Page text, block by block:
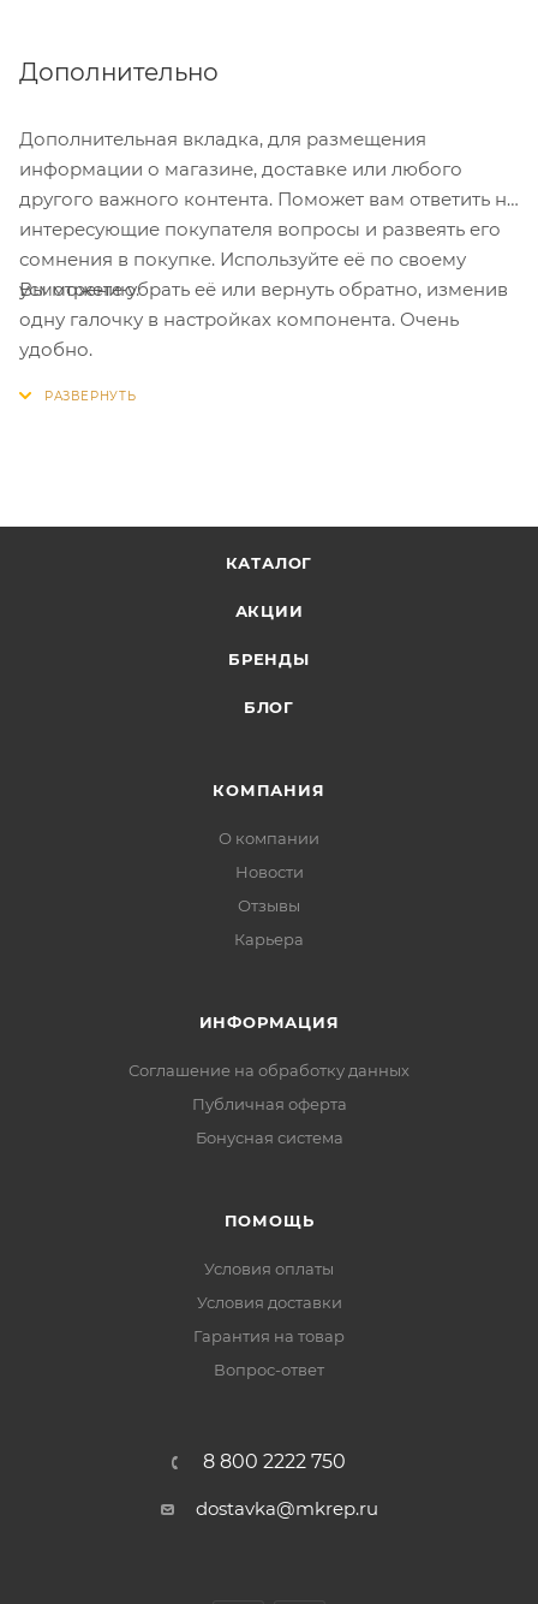
Дополнительно
Дополнительная вкладка, для размещения
информации о магазине, доставке или любого
другого важного контента. Поможет вам ответить на
интересующие покупателя вопросы и развеять его
сомнения в покупке. Используйте её по своему
усмотрению.
Вы можете убрать её или вернуть обратно, изменив
одну галочку в настройках компонента. Очень
удобно.
КАТАЛОГ
АКЦИИ
БРЕНДЫ
БЛОГ
КОМПАНИЯ
О компании
Новости
Отзывы
Карьера
ИНФОРМАЦИЯ
Соглашение на обработку данных
Публичная оферта
Бонусная система
ПОМОЩЬ
Условия оплаты
Условия доставки
Гарантия на товар
Вопрос-ответ
8 800 2222 750
dostavka@mkrep.ru